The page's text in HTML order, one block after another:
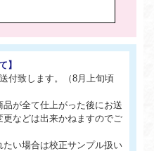
】
付致します。（8月上旬頃
品が全て仕上がった後にお送
などは出来かねますのでご
い場合は校正サンプル扱い